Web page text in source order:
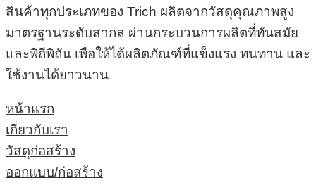
สินค้าทุกประเภทของ Trich ผลิตจากวัสดุคุณภาพสูง
มาตรฐานระดับสากล ผ่านกระบวนการผลิตที่ทันสมัย
และพิถีพิถัน เพื่อให้ได้ผลิตภัณฑ์ที่แข็งแรง ทนทาน และ
ใช้งานได้ยาวนาน
หน้าแรก
เกี่ยวกับเรา
วัสดุก่อสร้าง
ออกแบบ/ก่อสร้าง